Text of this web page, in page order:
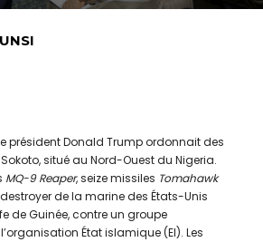
président Donald Trump ordonnait des
situé au Nord-Ouest du Nigeria.
MQ-9 Reaper, seize missiles Tomahawk
de la marine des États-Unis
de Guinée, contre un groupe
État islamique (EI). Les